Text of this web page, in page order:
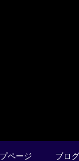
ページ ブロ